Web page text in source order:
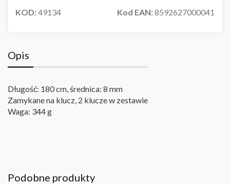
KOD:49134 Kod EAN:8592627000041
Opis
Długość: 180 cm, średnica: 8 mm
Zamykane na klucz, 2 klucze w zestawie
Waga: 344 g
Podobne produkty